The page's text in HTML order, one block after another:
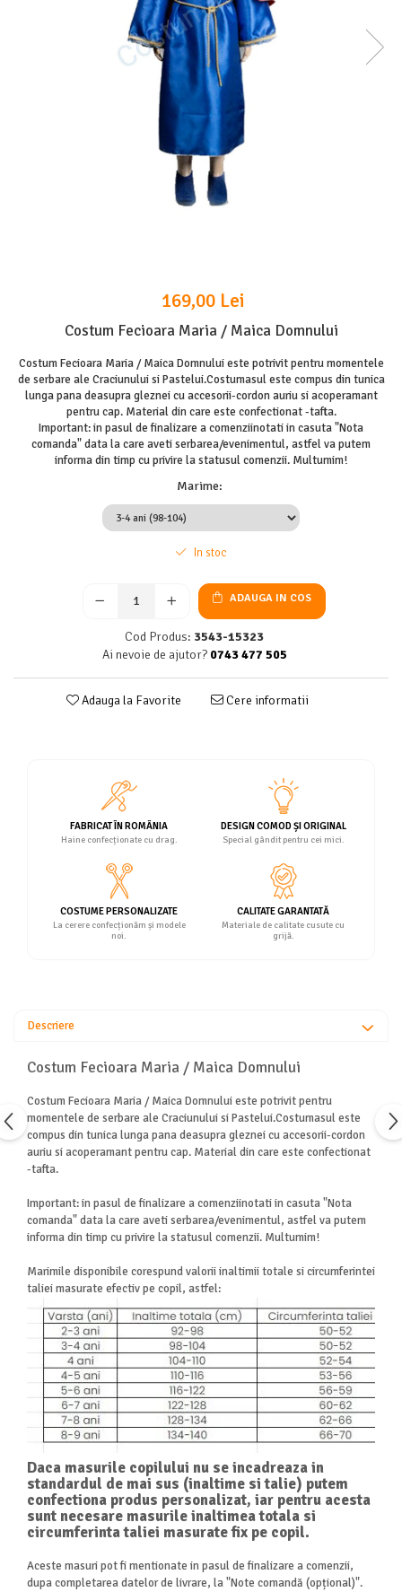
169,00 Lei
Costum Fecioara Maria / Maica Domnului
Costum Fecioara Maria / Maica Domnului este potrivit pentru momentele
de serbare ale Craciunului si Pastelui.Costumasul este compus din tunica
lunga pana deasupra gleznei cu accesorii-cordon auriu si acoperamant
pentru cap. Material din care este confectionat -tafta.
Important: in pasul de finalizare a comenziinotati in casuta "Nota
comanda" data la care aveti serbarea/evenimentul, astfel va putem
informa din timp cu privire la statusul comenzii. Multumim!
Marime:
In stoc
ADAUGA IN COS
Cod Produs: 3543-15323
Ai nevoie de ajutor? 0743 477 505
Adauga la Favorite Cere informatii
FABRICAT ÎN ROMÂNIA
Haine confecționate cu drag.
DESIGN COMOD ȘI ORIGINAL
Special gândit pentru cei mici.
COSTUME PERSONALIZATE
La cerere confecționăm și modele
noi.
CALITATE GARANTATĂ
Materiale de calitate cusute cu
grijă.
Descriere
Costum Fecioara Maria / Maica Domnului
Costum Fecioara Maria / Maica Domnului este potrivit pentru
momentele de serbare ale Craciunului si Pastelui.Costumasul este
compus din tunica lunga pana deasupra gleznei cu accesorii-cordon
auriu si acoperamant pentru cap. Material din care este confectionat
-tafta.
Important: in pasul de finalizare a comenziinotati in casuta "Nota
comanda" data la care aveti serbarea/evenimentul, astfel va putem
informa din timp cu privire la statusul comenzii. Multumim!
Marimile disponibile corespund valorii inaltimii totale si circumferintei
taliei masurate efectiv pe copil, astfel:
Daca masurile copilului nu se incadreaza in
standardul de mai sus (inaltime si talie) putem
confectiona produs personalizat, iar pentru acesta
sunt necesare masurile inaltimea totala si
circumferinta taliei masurate fix pe copil.
Aceste masuri pot fi mentionate in pasul de finalizare a comenzii,
dupa completarea datelor de livrare, la "Note comandă (opțional)".